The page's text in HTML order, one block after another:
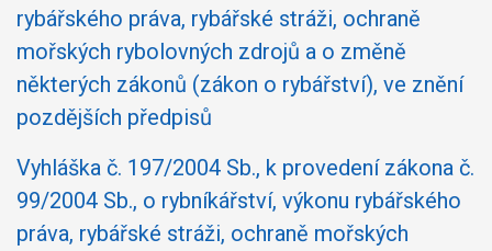
rybářského práva, rybářské stráži, ochraně
mořských rybolovných zdrojů a o změně
některých zákonů (zákon o rybářství), ve znění
pozdějších předpisů
Vyhláška č. 197/2004 Sb., k provedení zákona č.
99/2004 Sb., o rybníkářství, výkonu rybářského
práva, rybářské stráži, ochraně mořských